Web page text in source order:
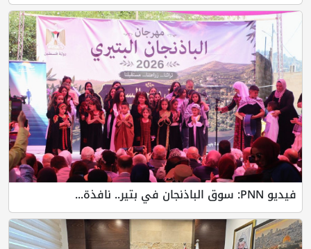
فيديو PNN: سوق الباذنجان في بتير.. نافذة...